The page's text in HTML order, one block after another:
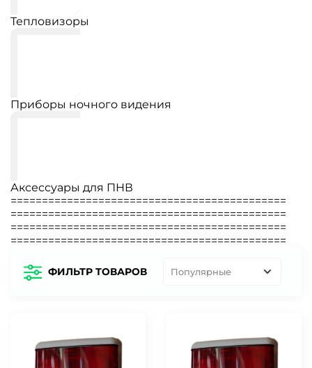
Тепловизоры
Приборы ночного видения
Аксессуары для ПНВ
============================================
============================================
============================================
============================================
ФИЛЬТР ТОВАРОВ Популярные